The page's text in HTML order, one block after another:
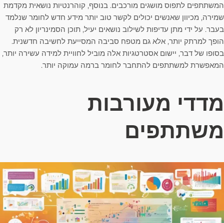
המשתתפים לתפוס מושגים מורכבים. בנוסף, קוהרנטיות נושאית מקדמת
שמירה, מכיוון שאנשים יכולים לקשר טוב יותר מידע חדש לחומר שנלמד
בעבר. על ידי מתן עדיפות לשילוב נושאים יעיל, תוכן הסמינריון לא רק
הופך למרתק יותר, אלא גם מטפח סביבה המסייעת לחשיבה חדשנית.
בסופו של דבר, יישום אסטרטגיות אלה מוביל לחוויית למידה עשירה יותר,
המאפשרת למשתתפים להתחבר לחומר ברמה עמוקה יותר.
מדדי מעורבות
משתתפים